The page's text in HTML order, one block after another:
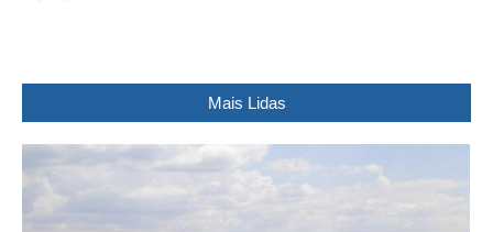
Mais Lidas